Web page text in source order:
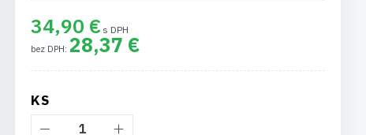
34,90 €
28,37 €
KS